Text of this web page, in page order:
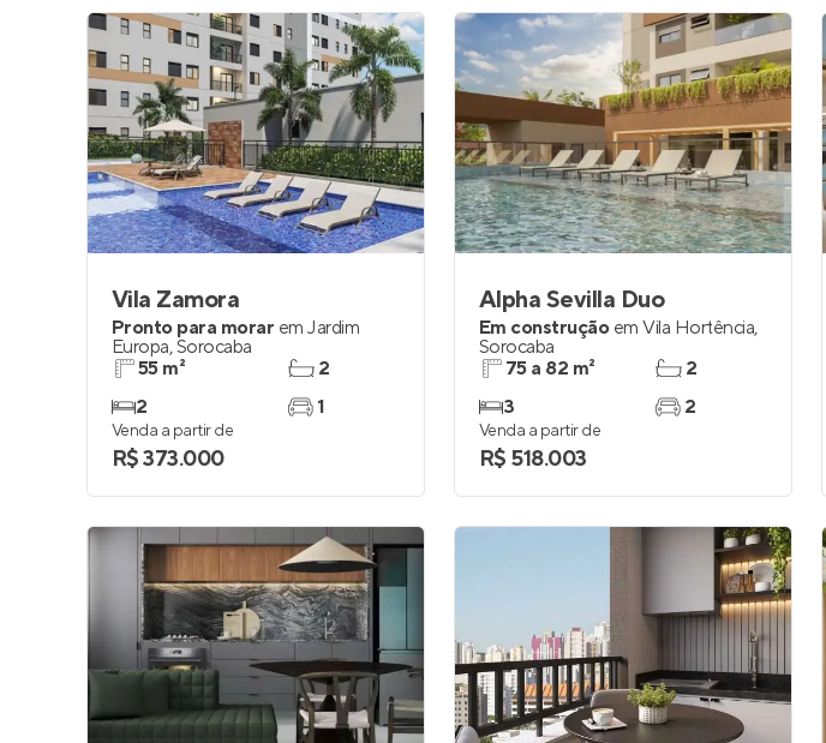
Vila Zamora
Pronto para morar em Jardim
Europa,Sorocaba
55 m²
2
2
1
Venda a partir de
R$ 373.000
Alpha Sevilla Duo
Em construção em Vila Hortência,
Sorocaba
75 a 82 m²
3
2
2
Venda a partir de
R$ 518.003